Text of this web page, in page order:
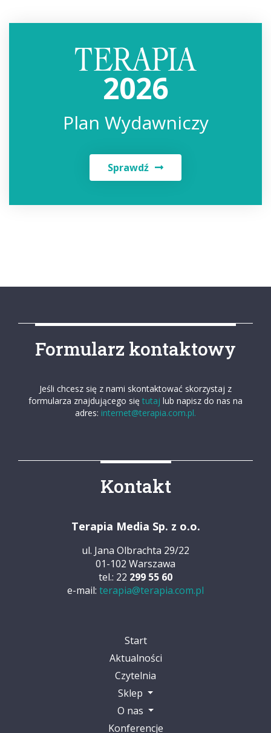
2026
Plan Wydawniczy
Sprawdź
Formularz kontaktowy
Jeśli chcesz się z nami skontaktować skorzystaj z
formularza znajdującego się tutaj lub napisz do nas na
adres: internet@terapia.com.pl.
Kontakt
Terapia Media Sp. z o.o.
ul. Jana Olbrachta 29/22
01-102 Warszawa
tel.: 22 299 55 60
e-mail: terapia@terapia.com.pl
Start
Aktualności
Czytelnia
Sklep
O nas
Konferencje